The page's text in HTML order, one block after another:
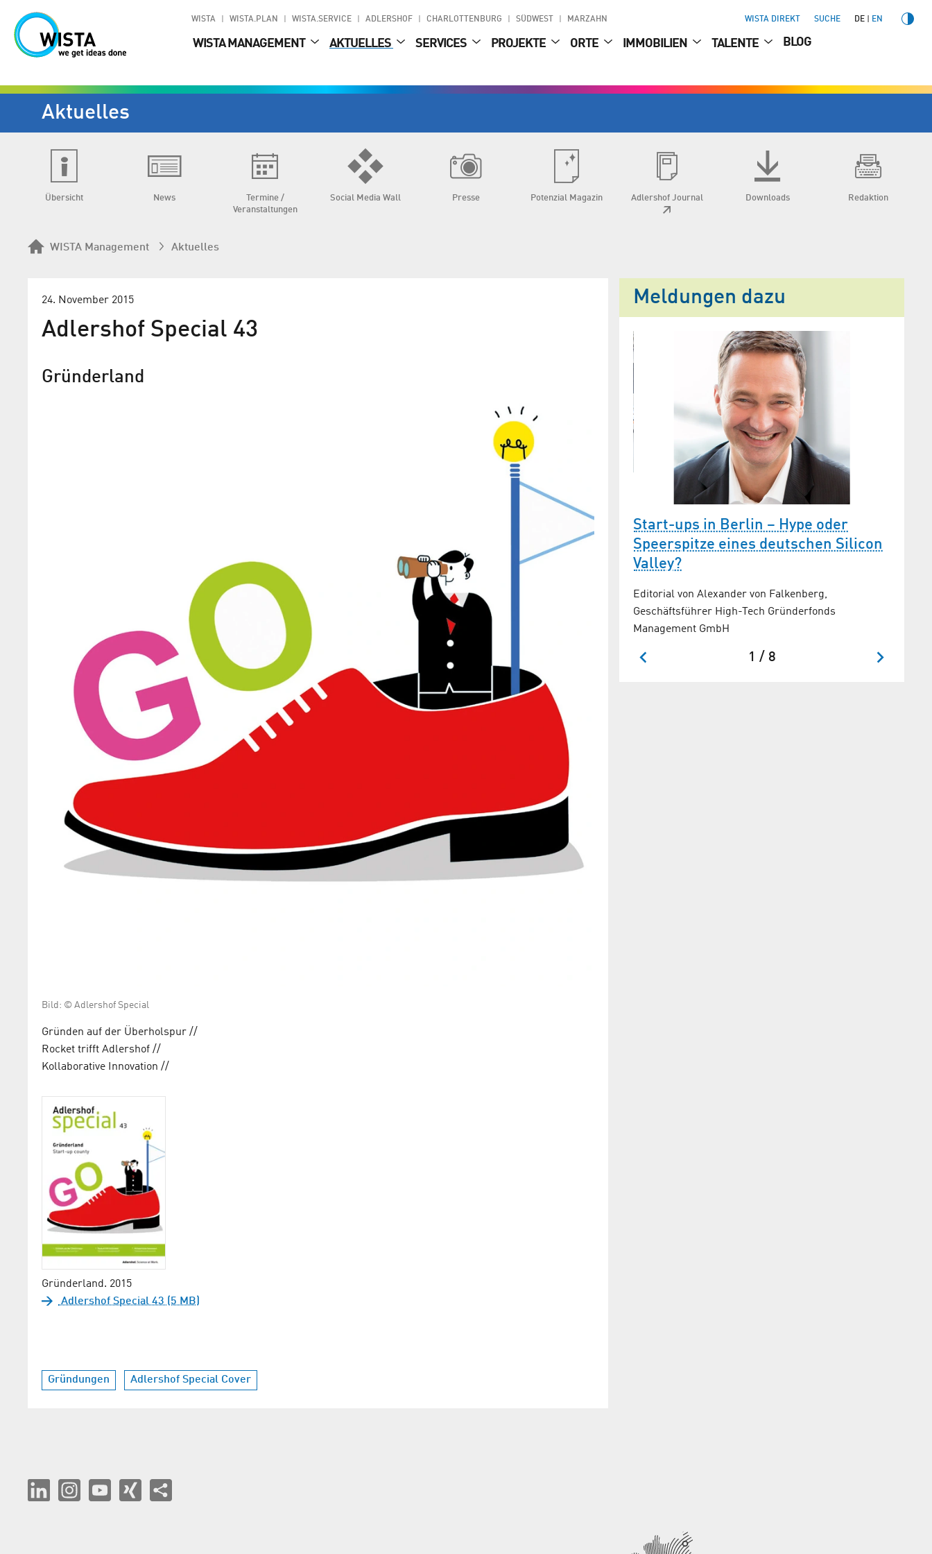
WISTA WISTA.PLAN WISTA.SERVICE ADLERSHOF CHARLOTTENBURG SÜDWEST MARZAHN WISTA DIREKT SUCHE DE EN
WISTA MANAGEMENT AKTUELLES SERVICES PROJEKTE ORTE IMMOBILIEN TALENTE BLOG
Aktuelles
Übersicht News
Termine /
Veranstaltungen
Social Media Wall Presse Potenzial Magazin Adlershof Journal Downloads Redaktion
WISTA Management Aktuelles
24. November 2015
Adlershof Special 43
Gründerland
Bild: © Adlershof Special
Gründen auf der Überholspur //
Rocket trifft Adlershof //
Kollaborative Innovation //
Gründerland. 2015
Adlershof Special 43 (5 MB)
Gründungen Adlershof Special Cover
Meldungen dazu
Kollaborative Innovation
Unternehmensvertretern und Start-ups in Adlershof
Start-ups in Berlin – Hype oder
Speerspitze eines deutschen Silicon
Valley?
Editorial von Alexander von Falkenberg,
Geschäftsführer High-Tech Gründerfonds
Management GmbH
1 / 8